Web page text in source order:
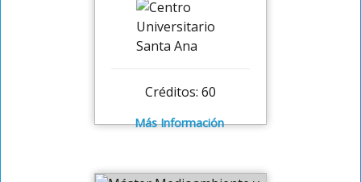
Créditos: 60
Más Información